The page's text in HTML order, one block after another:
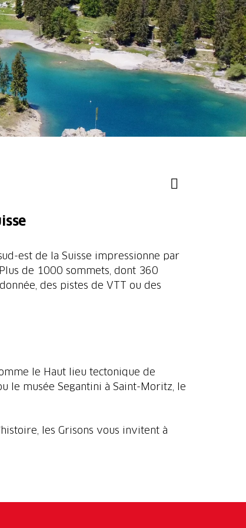
est de la Suisse impressionne par
de 1000 sommets, dont 360
des pistes de VTT ou des
le Haut lieu tectonique de
le musée Segantini à Saint-Moritz, le
les Grisons vous invitent à